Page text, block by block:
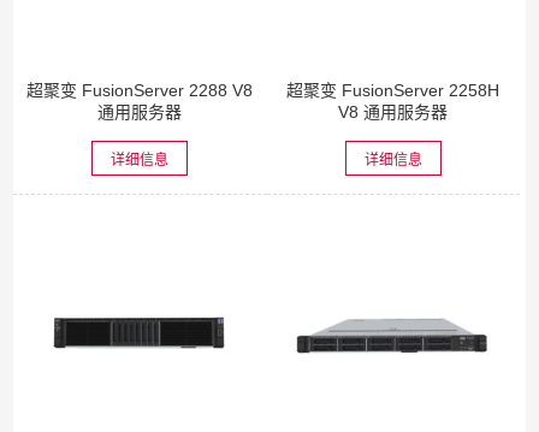
超聚变 FusionServer 2288 V8
通用服务器
详细信息
超聚变 FusionServer 2258H
V8 通用服务器
详细信息